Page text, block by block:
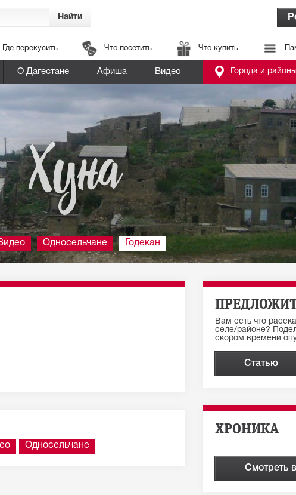
Где перекусить Что посетить Что купить
О Дагестане Афиша Видео Города и районы
Хуна
Односельчане Годекан
Односельчане
Вам есть что
селе/районе?
скором времени
Статью
ХРОНИКА
Смотреть